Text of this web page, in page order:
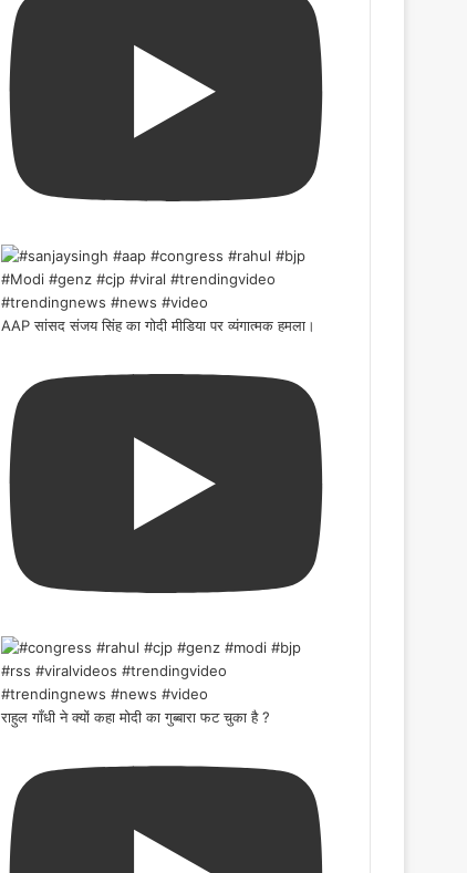
AAP सांसद संजय सिंह का गोदी मीडिया पर व्यंगात्मक हमला।
राहुल गाँधी ने क्यों कहा मोदी का गुब्बारा फट चुका है ?